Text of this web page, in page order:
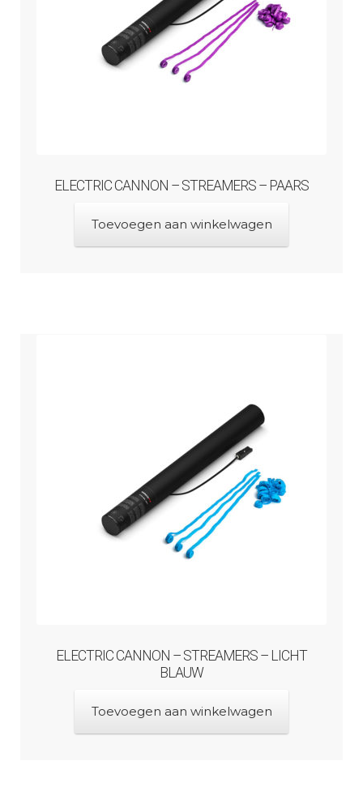
ELECTRIC CANNON – STREAMERS – PAARS
Toevoegen aan winkelwagen
ELECTRIC CANNON – STREAMERS – LICHT
BLAUW
Toevoegen aan winkelwagen